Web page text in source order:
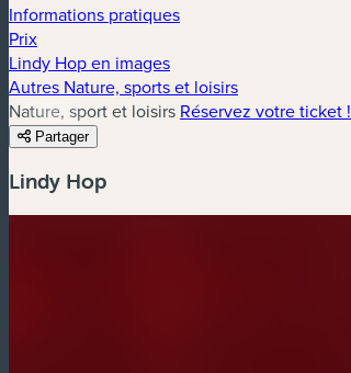
Informations pratiques
Prix
Lindy Hop en images
Autres Nature, sports et loisirs
Nature, sport et loisirs Réservez votre ticket !
Partager
Lindy Hop